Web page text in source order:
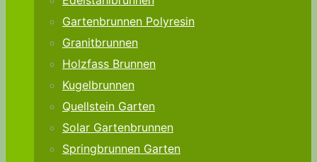
Gartenbrunnen Polyresin
Granitbrunnen
Holzfass Brunnen
Kugelbrunnen
Quellstein Garten
Solar Gartenbrunnen
Springbrunnen Garten